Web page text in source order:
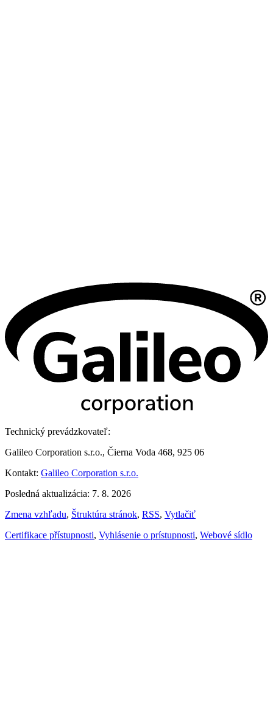
Technický prevádzkovateľ:
Galileo Corporation s.r.o., Čierna Voda 468, 925 06
Kontakt: Galileo Corporation s.r.o.
Posledná aktualizácia: 7. 8. 2026
Zmena vzhľadu, Štruktúra stránok, RSS, Vytlačiť
Certifikace přístupnosti, Vyhlásenie o prístupnosti, Webové sídlo